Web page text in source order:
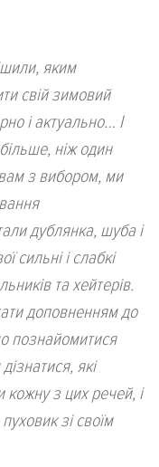
яким
свій зимовий
і актуально… І
ніж один
з вибором, ми
дублянка, шуба і
сильні і слабкі
та хейтерів.
доповненням до
познайомитися
які
з цих речей, і
зі своїм